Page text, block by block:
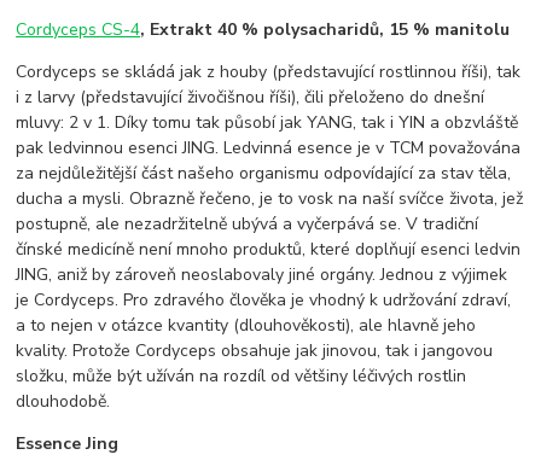
Cordyceps CS-4, Extrakt 40 % polysacharidů, 15 % manitolu
Cordyceps se skládá jak z houby (představující rostlinnou říši), tak
i z larvy (představující živočišnou říši), čili přeloženo do dnešní
mluvy: 2 v 1. Díky tomu tak působí jak YANG, tak i YIN a obzvláště
pak ledvinnou esenci JING. Ledvinná esence je v TCM považována
za nejdůležitější část našeho organismu odpovídající za stav těla,
ducha a mysli. Obrazně řečeno, je to vosk na naší svíčce života, jež
postupně, ale nezadržitelně ubývá a vyčerpává se. V tradiční
čínské medicíně není mnoho produktů, které doplňují esenci ledvin
JING, aniž by zároveň neoslabovaly jiné orgány. Jednou z výjimek
je Cordyceps. Pro zdravého člověka je vhodný k udržování zdraví,
a to nejen v otázce kvantity (dlouhověkosti), ale hlavně jeho
kvality. Protože Cordyceps obsahuje jak jinovou, tak i jangovou
složku, může být užíván na rozdíl od většiny léčivých rostlin
dlouhodobě.
Essence Jing